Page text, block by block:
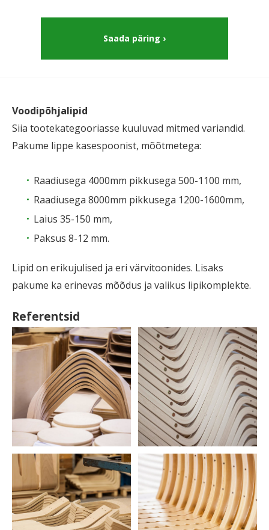
Saada päring
Voodipõhjalipid
Siia tootekategooriasse kuuluvad mitmed variandid.
Pakume lippe kasespoonist, mõõtmetega:
Raadiusega 4000mm pikkusega 500-1100 mm,
Raadiusega 8000mm pikkusega 1200-1600mm,
Laius 35-150 mm,
Paksus 8-12 mm.
Lipid on erikujulised ja eri värvitoonides. Lisaks
pakume ka erinevas mõõdus ja valikus lipikomplekte.
Referentsid